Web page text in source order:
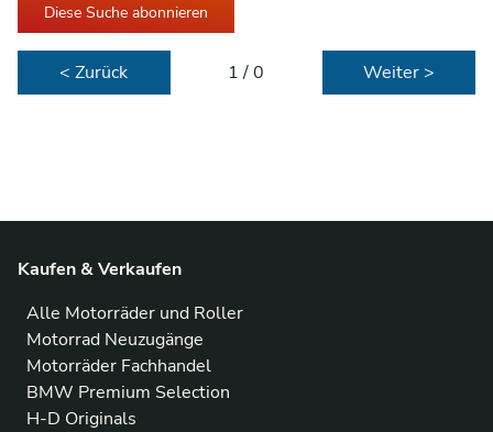
Diese Suche abonnieren
< Zurück 1 / 0 Weiter >
Kaufen & Verkaufen
Alle Motorräder und Roller
Motorrad Neuzugänge
Motorräder Fachhandel
BMW Premium Selection
H-D Originals